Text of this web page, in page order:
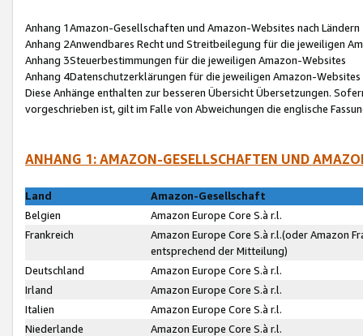
Anhang 1Amazon-Gesellschaften und Amazon-Websites nach Ländern
Anhang 2Anwendbares Recht und Streitbeilegung für die jeweiligen
Anhang 3Steuerbestimmungen für die jeweiligen Amazon-Websites
Anhang 4Datenschutzerklärungen für die jeweiligen Amazon-Websites
Diese Anhänge enthalten zur besseren Übersicht Übersetzungen.
vorgeschrieben ist, gilt im Falle von Abweichungen die englische
ANHANG 1: AMAZON-GESELLSCHAFTEN UND
Land
Amazon-Gesellschaft
Belgien
Amazon Europe Core S.à r.l.
Frankreich
Amazon Europe Core S.à r.l.(oder Amazon
entsprechend der Mitteilung)
Deutschland
Amazon Europe Core S.à r.l.
Irland
Amazon Europe Core S.à r.l.
Italien
Amazon Europe Core S.à r.l.
Niederlande
Amazon Europe Core S.à r.l.